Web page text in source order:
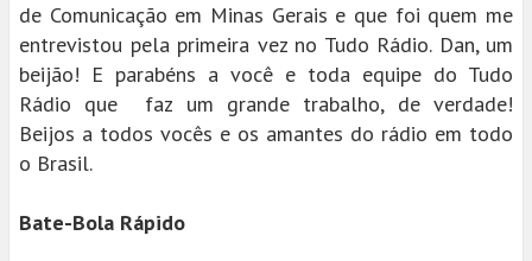
de Comunicação em Minas Gerais e que foi quem me
entrevistou pela primeira vez no Tudo Rádio. Dan, um
beijão! E parabéns a você e toda equipe do Tudo
Rádio que faz um grande trabalho, de verdade!
Beijos a todos vocês e os amantes do rádio em todo
o Brasil.
Bate-Bola Rápido